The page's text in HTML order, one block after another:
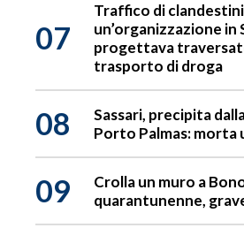
07
Traffico di
un’organizzazione in
progettava
trasporto di droga
08
Sassari, precipita
Porto Palmas: morta
09
Crolla un muro a
quarantunenne,